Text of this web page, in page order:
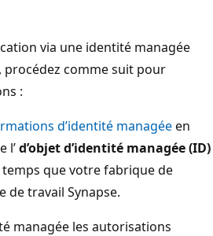
via une identité managée
procédez comme suit pour
:
d’identité managéeen
l’d’objet d’identité managée (ID)
que votre fabrique de
de travail Synapse.
managée les autorisations